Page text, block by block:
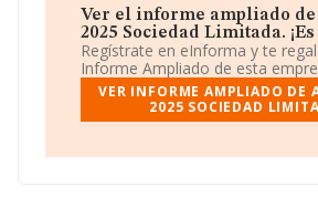
con predominio de productos a. La
registrada como Sociedad Limitada.
referencia CNAE corresponde a
construcción especializada n.c.o.p.',
4399. No realiza actividad de
exportación.
B23893209, está situada en Calle
Ver el informe ampliado
2025 Sociedad Limitada.
Regístrate en eInforma y te
Informe Ampliado de esta
VER INFORME AMPLIADO DE
2025 SOCIEDAD